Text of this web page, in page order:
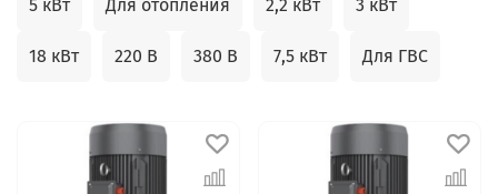
5 кВт Для отопления 2,2 кВт 3 кВт
18 кВт 220 В 380 В 7,5 кВт Для ГВС